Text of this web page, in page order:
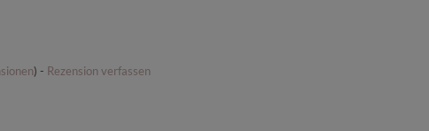
) - Rezension verfassen